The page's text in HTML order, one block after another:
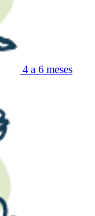
4 a 6 meses